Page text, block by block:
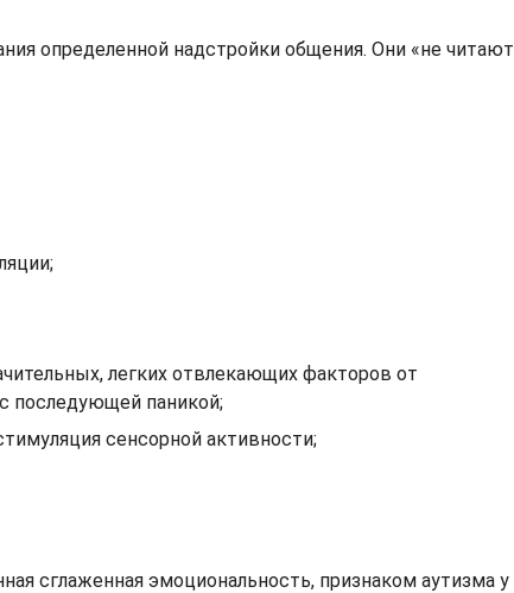
определенной надстройки общения. Они «не читают
легких отвлекающих факторов от
последующей паникой;
сенсорной активности;
сглаженная эмоциональность, признаком аутизма у